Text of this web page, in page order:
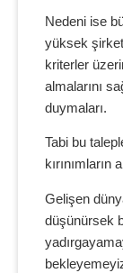
Nedeni ise
yüksek
kriterler
almalarını
duymaları.
Tabi bu
Gelişen
düşünürsek